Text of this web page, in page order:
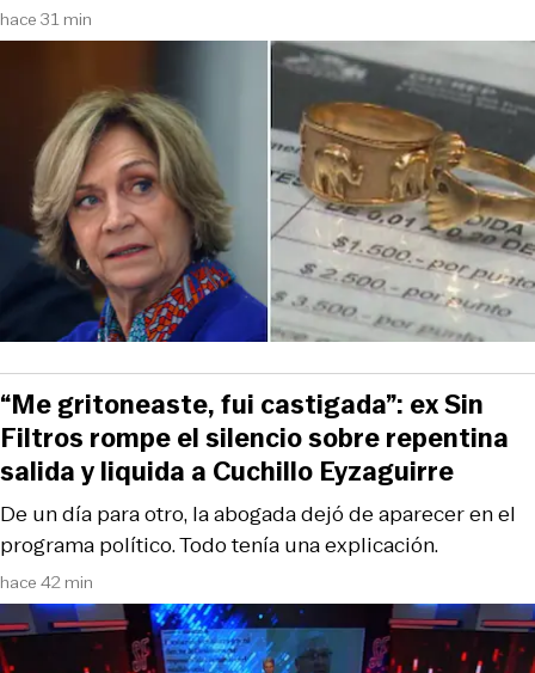
hace 31 min
hace 42 min
De un día para otro, la abogada dejó de aparecer en el
programa político. Todo tenía una explicación.
“Me gritoneaste, fui castigada”: ex Sin
Filtros rompe el silencio sobre repentina
salida y liquida a Cuchillo Eyzaguirre